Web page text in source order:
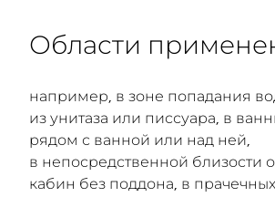
Области
например, в зоне попадания
из унитаза или писсуара, в
рядом с ванной или над ней,
в непосредственной близости
кабин без поддона, в прачечных